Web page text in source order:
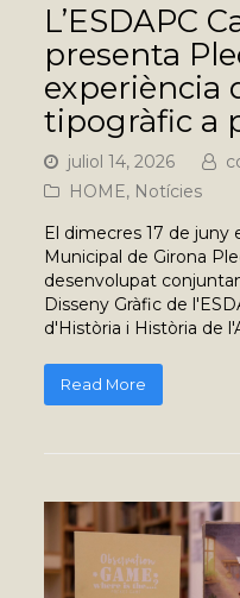
L’ESDAPC
presenta
experiència
tipogràfic a
juliol 14, 2026
HOME, Notícies
El dimecres 17 de juny
Municipal de Girona
desenvolupat
Disseny Gràfic de
d'Història i Història de
Read More